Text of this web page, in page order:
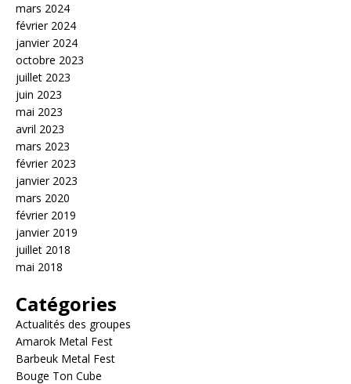
mars 2024
février 2024
janvier 2024
octobre 2023
juillet 2023
juin 2023
mai 2023
avril 2023
mars 2023
février 2023
janvier 2023
mars 2020
février 2019
janvier 2019
juillet 2018
mai 2018
Catégories
Actualités des groupes
Amarok Metal Fest
Barbeuk Metal Fest
Bouge Ton Cube